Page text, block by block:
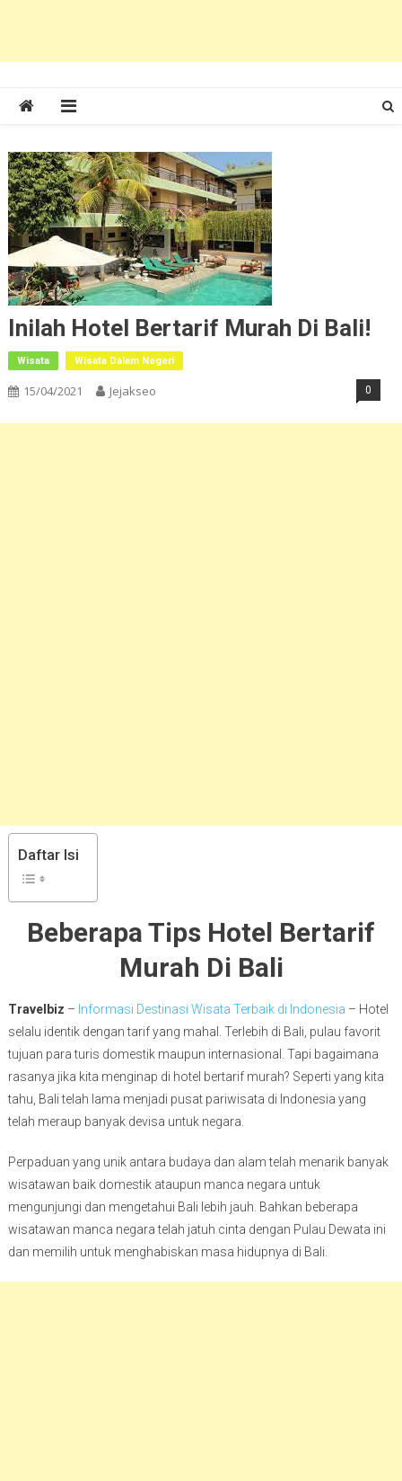
Inilah Hotel Bertarif Murah Di Bali!
Wisata Wisata Dalam Negeri
15/04/2021 Jejakseo 0
Daftar Isi
Beberapa Tips Hotel Bertarif
Murah Di Bali
Travelbiz – Informasi Destinasi Wisata Terbaik di Indonesia – Hotel
selalu identik dengan tarif yang mahal. Terlebih di Bali, pulau favorit
tujuan para turis domestik maupun internasional. Tapi bagaimana
rasanya jika kita menginap di hotel bertarif murah? Seperti yang kita
tahu, Bali telah lama menjadi pusat pariwisata di Indonesia yang
telah meraup banyak devisa untuk negara.
Perpaduan yang unik antara budaya dan alam telah menarik banyak
wisatawan baik domestik ataupun manca negara untuk
mengunjungi dan mengetahui Bali lebih jauh. Bahkan beberapa
wisatawan manca negara telah jatuh cinta dengan Pulau Dewata ini
dan memilih untuk menghabiskan masa hidupnya di Bali.